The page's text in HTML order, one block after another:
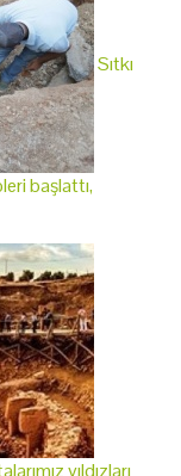
Sıtkı
başlattı,
yıldızları